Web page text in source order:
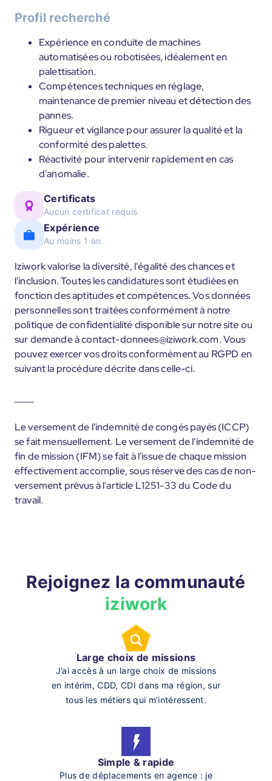
Profil recherché
Expérience en conduite de machines
automatisées ou robotisées, idéalement en
palettisation.
Compétences techniques en réglage,
maintenance de premier niveau et détection des
pannes.
Rigueur et vigilance pour assurer la qualité et la
conformité des palettes.
Réactivité pour intervenir rapidement en cas
d’anomalie.
Certificats
Aucun certificat requis
Expérience
Au moins 1 an
Iziwork valorise la diversité, l'égalité des chances et
l'inclusion. Toutes les candidatures sont étudiées en
fonction des aptitudes et compétences. Vos données
personnelles sont traitées conformément à notre
politique de confidentialité disponible sur notre site ou
sur demande à contact-donnees@iziwork.com. Vous
pouvez exercer vos droits conformément au RGPD en
suivant la procédure décrite dans celle-ci.
Le versement de l'indemnité de congés payés (ICCP)
se fait mensuellement. Le versement de l'indemnité de
fin de mission (IFM) se fait à l'issue de chaque mission
effectivement accomplie, sous réserve des cas de non-
versement prévus à l'article L1251-33 du Code du
travail.
Rejoignez la communauté
iziwork
Large choix de missions
J’ai accès à un large choix de missions
en intérim, CDD, CDI dans ma région, sur
tous les métiers qui m’intéressent.
Simple & rapide
Plus de déplacements en agence : je